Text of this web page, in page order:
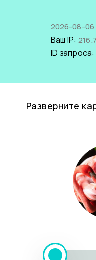
2026-08-06
Ваш IP:
ID запроса:
Разверните